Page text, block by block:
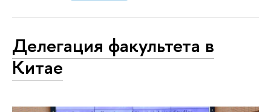
Делегация факультета в
Китае